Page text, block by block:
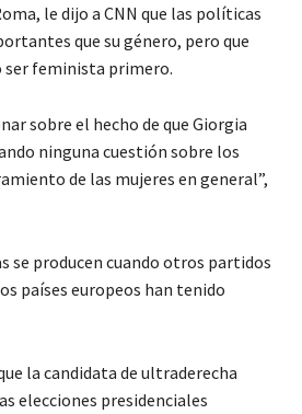
le dijo a CNN que las políticas
que su género, pero que
ser feminista primero.
sobre el hecho de que Giorgia
ninguna cuestión sobre los
de las mujeres en general”,
se producen cuando otros partidos
países europeos han tenido
la candidata de ultraderecha
elecciones presidenciales